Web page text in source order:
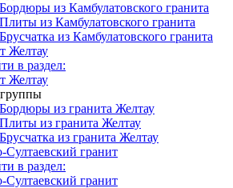
Бордюры из Камбулатовского гранита
Плиты из Камбулатовского гранита
Брусчатка из Камбулатовского гранита
Желтау
в раздел:
Желтау
Бордюры из гранита Желтау
Плиты из гранита Желтау
Брусчатка из гранита Желтау
гранит
в раздел:
гранит